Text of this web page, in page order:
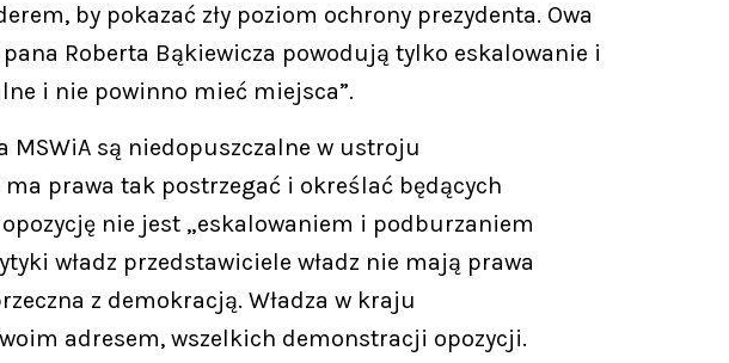
by pokazać zły poziom ochrony prezydenta. Owa
Roberta Bąkiewicza powodują tylko eskalowanie i
i nie powinno mieć miejsca”.
MSWiA są niedopuszczalne w ustroju
prawa tak postrzegać i określać będących
nie jest „eskalowaniem i podburzaniem
władz przedstawiciele władz nie mają prawa
z demokracją. Władza w kraju
adresem, wszelkich demonstracji opozycji.